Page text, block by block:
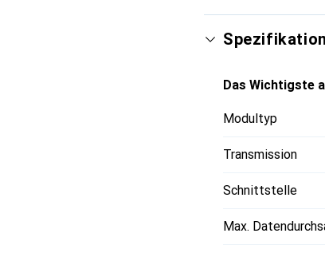
Das Wichtigste
Modultyp
Transmission
Schnittstelle
Max.